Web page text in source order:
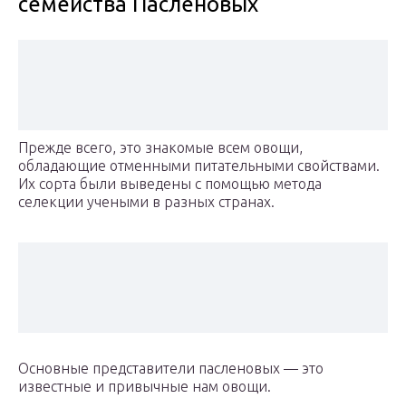
Прежде всего, это знакомые всем овощи,
обладающие отменными питательными свойствами.
Их сорта были выведены с помощью метода
селекции учеными в разных странах.
Основные представители пасленовых — это
известные и привычные нам овощи.